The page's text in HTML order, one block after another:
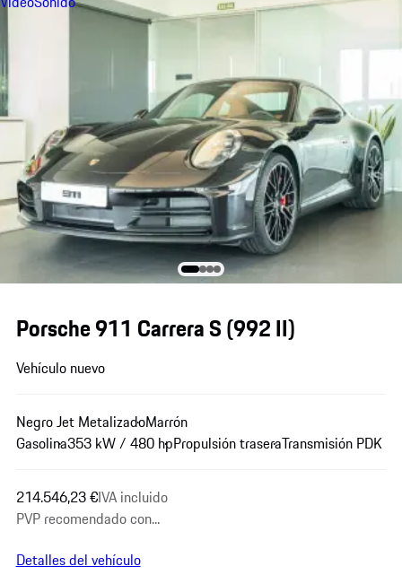
Porsche 911 Carrera S(992 II)
Vehículo nuevo
Negro Jet MetalizadoMarrón
Gasolina353 kW / 480 hpPropulsión traseraTransmisión PDK
214.546,23 €IVA incluido
PVP recomendado con...
Detalles del vehículo